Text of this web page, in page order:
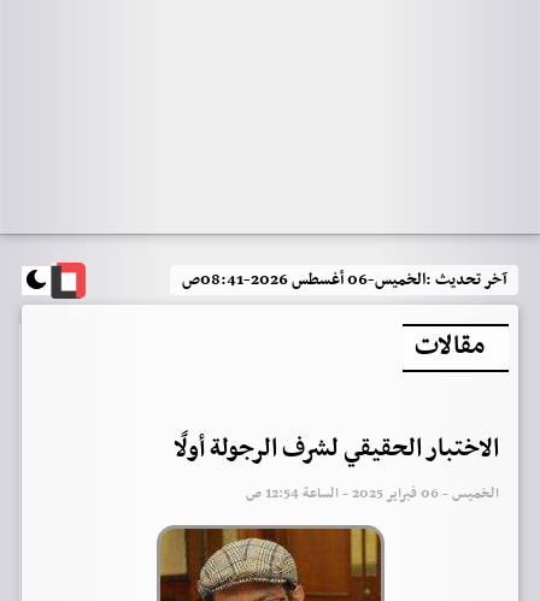
آخر تحديث :الخميس-06 أغسطس 2026-08:41ص
مقالات
الاختبار الحقيقي لشرف الرجولة أولًا
الخميس - 06 فبراير 2025 - الساعة 12:54 ص